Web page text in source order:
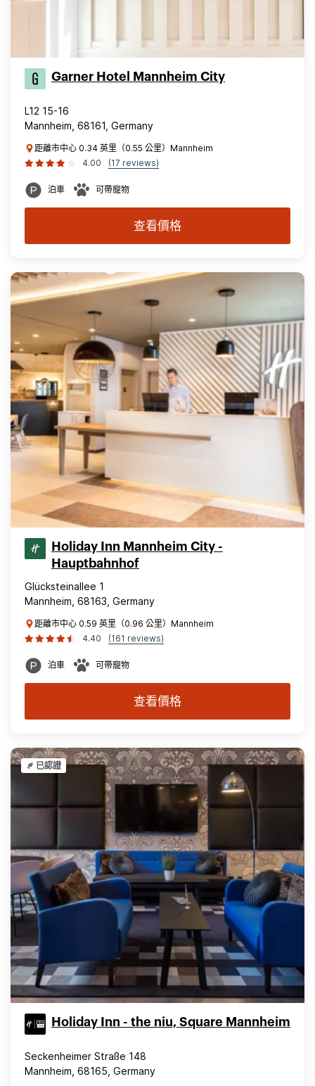
Garner Hotel Mannheim City
L12 15-16
Mannheim, 68161, Germany
距離市中心 0.34 英里（0.55 公里）Mannheim
4.00
(17 reviews)
泊車 可帶寵物
查看價格
Holiday Inn Mannheim City -
Hauptbahnhof
Glücksteinallee 1
Mannheim, 68163, Germany
距離市中心 0.59 英里（0.96 公里）Mannheim
4.40
(161 reviews)
泊車 可帶寵物
查看價格
已認證
Holiday Inn - the niu, Square Mannheim
Seckenheimer Straße 148
Mannheim, 68165, Germany